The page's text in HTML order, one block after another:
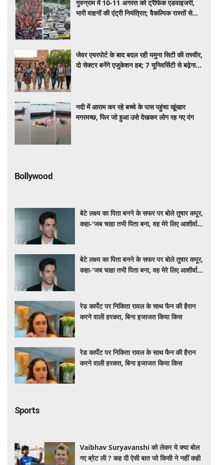
गुरुग्राम में 10-11 अगस्त को ट्रैफिक एडवाइजरी,
भारी वाहनों की एंट्री नियंत्रित; वैकल्पिक रास्तों से
जेवर एयरपोर्ट के बाद बदल रही यमुना सिटी की तस्वीर,
दो सेक्टर बनेंगे एजुकेशन हब; 7 यूनिवर्सिटी से बढ़ेगा
नदी में आराम कर रहे बच्चे के पास पहुंचा खूंखार
मगरमच्छ, फिर जो हुआ उसे देखकर लोग रह गए दंग
Bollywood
बेटे लक्ष्य का पिता बनने के सफर पर बोले तुषार कपूर,
कहा-'जब चाहा तभी पिता बना, वह मेरे लिए आशीर्वाद
बेटे लक्ष्य का पिता बनने के सफर पर बोले तुषार कपूर,
कहा-'जब चाहा तभी पिता बना, वह मेरे लिए आशीर्वाद
रेड कार्पेट पर निकिता रावल के साथ फैन की हैरान
करने वाली हरकत, बिना इजाजत किया किस
रेड कार्पेट पर निकिता रावल के साथ फैन की हैरान
करने वाली हरकत, बिना इजाजत किया किस
Sports
Vaibhav Suryavanshi को लेकर ये क्या बोल
गए ब्रेट ली ? कह दी ऐसी बात जो किसी ने नहीं कही